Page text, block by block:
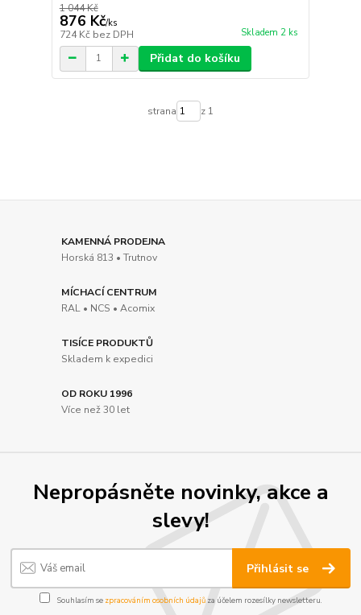
1 044 Kč
876 Kč/ks
724 Kč bez DPH Skladem 2 ks
Přidat do košíku
strana z 1
KAMENNÁ PRODEJNA
Horská 813 • Trutnov
MÍCHACÍ CENTRUM
RAL • NCS • Acomix
TISÍCE PRODUKTŮ
Skladem k expedici
OD ROKU 1996
Více než 30 let
Nepropásněte novinky, akce a
slevy!
Přihlásit se
Souhlasím se zpracováním osobních údajůza účelem rozesílky newsletteru.